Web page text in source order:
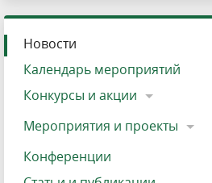
Новости
Календарь мероприятий
Конкурсы и акции
Мероприятия и проекты
Конференции